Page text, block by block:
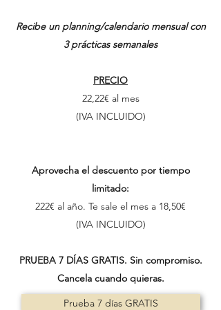
Recibe un planning/calendario mensual con
3 prácticas semanales
PRECIO
22,22€ al mes
(IVA INCLUIDO)
Aprovecha el descuento por tiempo
limitado:
222€ al año. Te sale el mes a 18,50€
(IVA INCLUIDO)
PRUEBA 7 DÍAS GRATIS. Sin compromiso.
Cancela cuando quieras.
Prueba 7 días GRATIS